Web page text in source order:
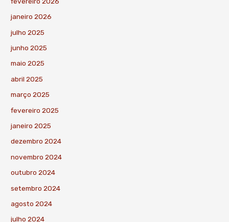
janeiro 2026
julho 2025
junho 2025
maio 2025
abril 2025
março 2025
fevereiro 2025
janeiro 2025
dezembro 2024
novembro 2024
outubro 2024
setembro 2024
agosto 2024
julho 2024